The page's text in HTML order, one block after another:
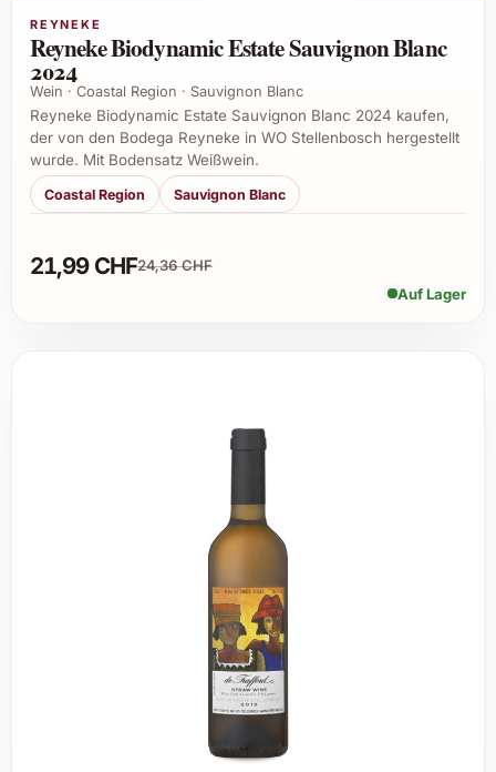
REYNEKE
Reyneke Biodynamic Estate Sauvignon Blanc
2024
Wein · Coastal Region · Sauvignon Blanc
Reyneke Biodynamic Estate Sauvignon Blanc 2024 kaufen,
der von den Bodega Reyneke in WO Stellenbosch hergestellt
wurde. Mit Bodensatz Weißwein.
Coastal Region Sauvignon Blanc
21,99 CHF24,36 CHF
Auf Lager